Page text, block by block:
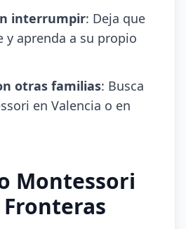
interrumpir: Deja que
aprenda a su propio
otras familias: Busca
en Valencia o en
Montessori